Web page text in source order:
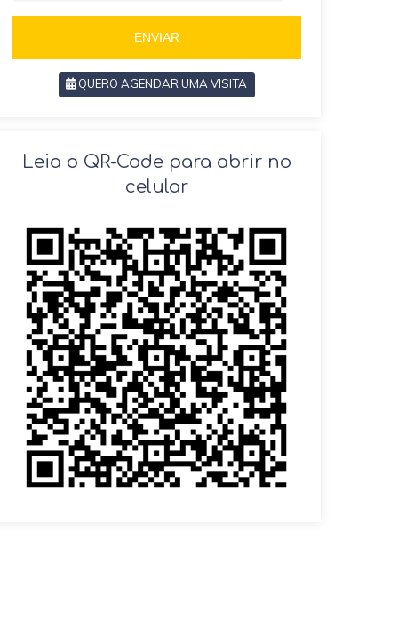
5
5
ENVIAR
QUERO AGENDAR UMA VISITA
VOLTAR
Leia o QR-Code para abrir no
celular